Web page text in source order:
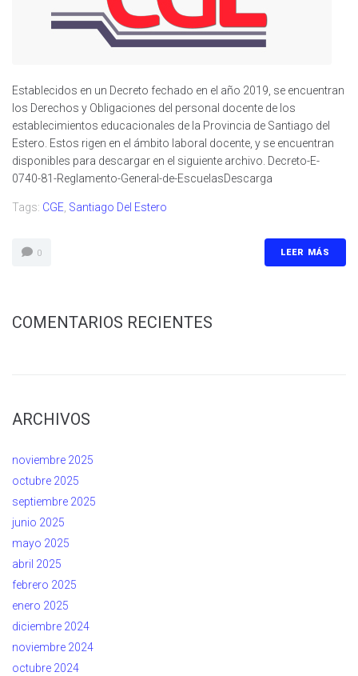
Establecidos en un Decreto fechado en el año 2019, se encuentran
los Derechos y Obligaciones del personal docente de los
establecimientos educacionales de la Provincia de Santiago del
Estero. Estos rigen en el ámbito laboral docente, y se encuentran
disponibles para descargar en el siguiente archivo. Decreto-E-
0740-81-Reglamento-General-de-EscuelasDescarga
Tags: CGE, Santiago Del Estero
0 LEER MÁS
COMENTARIOS RECIENTES
ARCHIVOS
noviembre 2025
octubre 2025
septiembre 2025
junio 2025
mayo 2025
abril 2025
febrero 2025
enero 2025
diciembre 2024
noviembre 2024
octubre 2024